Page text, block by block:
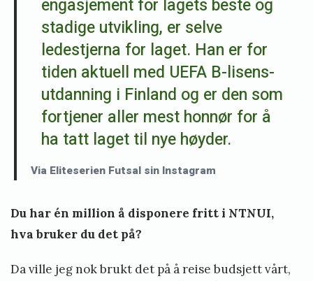
engasjement for lagets beste og
stadige utvikling, er selve
ledestjerna for laget. Han er for
tiden aktuell med UEFA B-lisens-
utdanning i Finland og er den som
fortjener aller mest honnør for å
ha tatt laget til nye høyder.
Via Eliteserien Futsal sin Instagram
Du har én million å disponere fritt i NTNUI,
hva bruker du det på?
Da ville jeg nok brukt det på å reise budsjett vårt,